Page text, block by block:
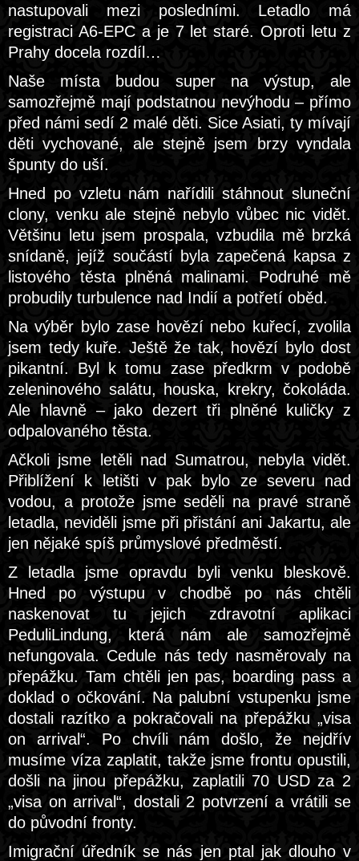
nastupovali mezi posledními. Letadlo má
registraci A6-EPC a je 7 let staré. Oproti letu z
Prahy docela rozdíl…
Naše místa budou super na výstup, ale
samozřejmě mají podstatnou nevýhodu – přímo
před námi sedí 2 malé děti. Sice Asiati, ty mívají
děti vychované, ale stejně jsem brzy vyndala
špunty do uší.
Hned po vzletu nám nařídili stáhnout sluneční
clony, venku ale stejně nebylo vůbec nic vidět.
Většinu letu jsem prospala, vzbudila mě brzká
snídaně, jejíž součástí byla zapečená kapsa z
listového těsta plněná malinami. Podruhé mě
probudily turbulence nad Indií a potřetí oběd.
Na výběr bylo zase hovězí nebo kuřecí, zvolila
jsem tedy kuře. Ještě že tak, hovězí bylo dost
pikantní. Byl k tomu zase předkrm v podobě
zeleninového salátu, houska, krekry, čokoláda.
Ale hlavně – jako dezert tři plněné kuličky z
odpalovaného těsta.
Ačkoli jsme letěli nad Sumatrou, nebyla vidět.
Přiblížení k letišti v pak bylo ze severu nad
vodou, a protože jsme seděli na pravé straně
letadla, neviděli jsme při přistání ani Jakartu, ale
jen nějaké spíš průmyslové předměstí.
Z letadla jsme opravdu byli venku bleskově.
Hned po výstupu v chodbě po nás chtěli
naskenovat tu jejich zdravotní aplikaci
PeduliLindung, která nám ale samozřejmě
nefungovala. Cedule nás tedy nasměrovaly na
přepážku. Tam chtěli jen pas, boarding pass a
doklad o očkování. Na palubní vstupenku jsme
dostali razítko a pokračovali na přepážku „visa
on arrival“. Po chvíli nám došlo, že nejdřív
musíme víza zaplatit, takže jsme frontu opustili,
došli na jinou přepážku, zaplatili 70 USD za 2
„visa on arrival“, dostali 2 potvrzení a vrátili se
do původní fronty.
Imigrační úředník se nás jen ptal jak dlouho v